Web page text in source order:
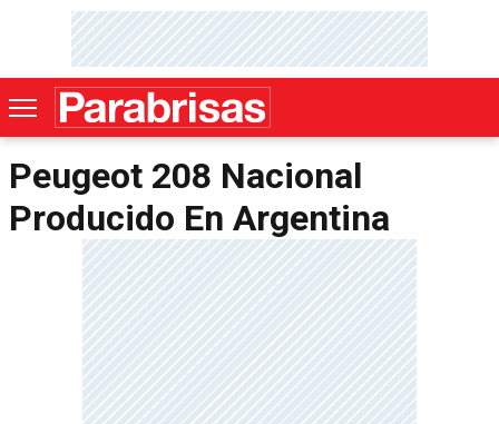
Peugeot 208 Nacional
Producido En Argentina